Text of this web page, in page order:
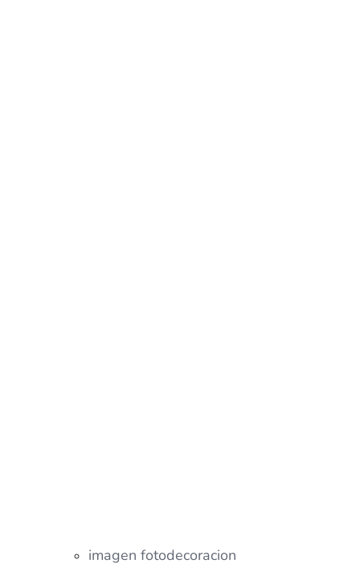
imagen fotodecoracion